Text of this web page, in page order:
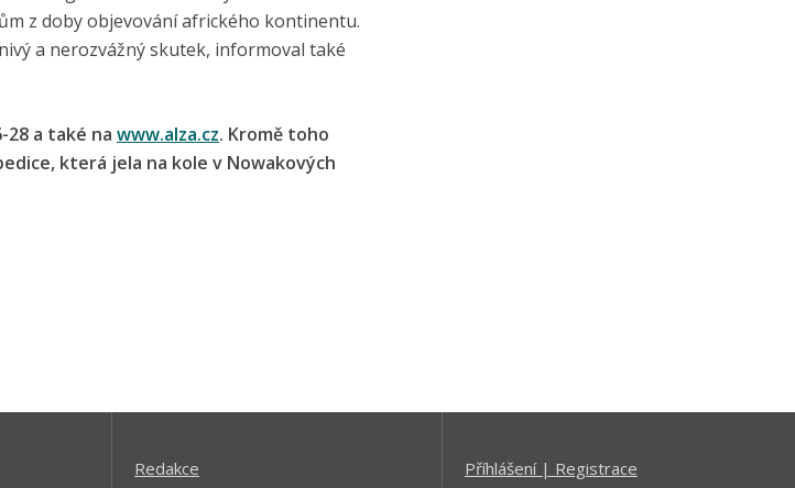
z doby objevování afrického kontinentu.
a nerozvážný skutek, informoval také
a také na www.alza.cz. Kromě toho
která jela na kole v Nowakových
Redakce Příhlášení | Registrace